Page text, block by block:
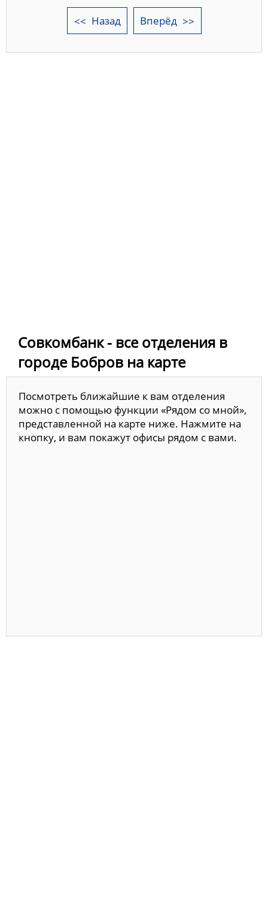
Назад
Вперёд
Совкомбанк - все отделения в
городе Бобров на карте
Посмотреть ближайшие к вам отделения
можно с помощью функции «Рядом со мной»,
представленной на карте ниже. Нажмите на
кнопку, и вам покажут офисы рядом с вами.